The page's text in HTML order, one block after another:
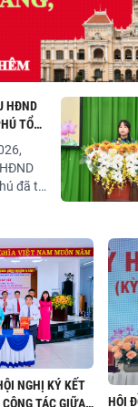
HĐND
TỔ
VỀ
DI
đã tổ
Thiết,
với sự
biểu
lãnh
cùng
quan
việc
NGHỊ KÝ KẾT
TÁC GIỮA
HỘI